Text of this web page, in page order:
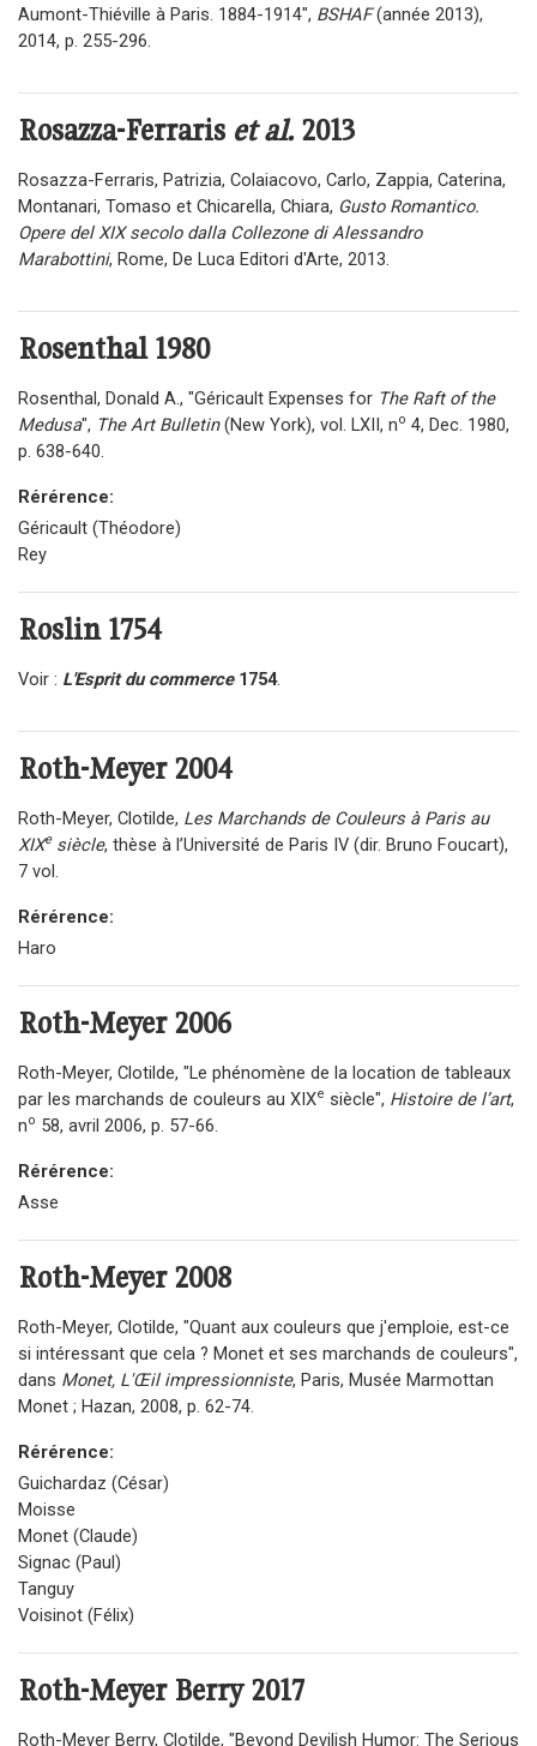
Aumont-Thiéville à Paris. 1884-1914", BSHAF(année 2013),
2014, p. 255-296.
Rosazza-Ferraris et al.2013
Rosazza-Ferraris, Patrizia, Colaiacovo, Carlo, Zappia, Caterina,
Montanari, Tomaso et Chicarella, Chiara, Gusto Romantico.
Opere del XIX secolo dalla Collezone di Alessandro
Marabottini, Rome, De Luca Editori d'Arte, 2013.
Rosenthal1980
Rosenthal, Donald A., "Géricault Expenses for The Raft of the
Medusa", The Art Bulletin(New York), vol. LXII, no 4, Dec. 1980,
p. 638-640.
Rérérence:
Géricault (Théodore)
Rey
Roslin1754
Voir : L'Esprit du commerce1754.
Roth-Meyer2004
Roth-Meyer, Clotilde, Les Marchands de Couleurs à Paris au
XIXesiècle, thèse à l’Université de Paris IV (dir. Bruno Foucart),
7 vol.
Rérérence:
Haro
Roth-Meyer2006
Roth-Meyer, Clotilde, "Le phénomène de la location de tableaux
par les marchands de couleurs au XIXe siècle", Histoire de l’art,
no 58, avril 2006, p. 57-66.
Rérérence:
Asse
Roth-Meyer2008
Roth-Meyer, Clotilde, "Quant aux couleurs que j'emploie, est-ce
si intéressant que cela ? Monet et ses marchands de couleurs",
dans Monet, L'Œil impressionniste, Paris, Musée Marmottan
Monet ; Hazan, 2008, p. 62-74.
Rérérence:
Guichardaz (César)
Moisse
Monet (Claude)
Signac (Paul)
Tanguy
Voisinot (Félix)
Roth-Meyer Berry2017
Roth-Meyer Berry, Clotilde, "Beyond Devilish Humor: The Serious